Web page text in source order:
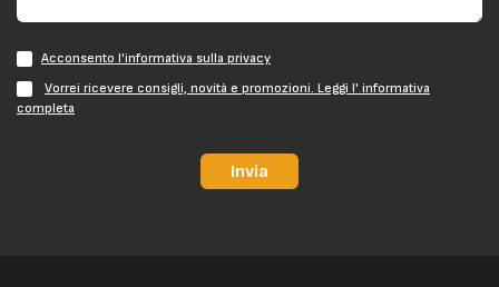
Acconsento l'informativa sulla privacy
Vorrei ricevere consigli, novità e promozioni. Leggi l' informativa
completa
Invia